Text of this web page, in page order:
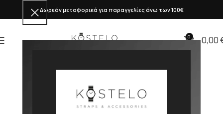
Δωρεάν μεταφορικά για παραγγελίες άνω των 100€
0 0,00